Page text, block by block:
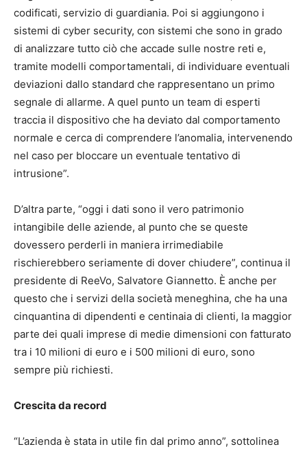
codificati, servizio di guardiania. Poi si aggiungono i
sistemi di cyber security, con sistemi che sono in grado
di analizzare tutto ciò che accade sulle nostre reti e,
tramite modelli comportamentali, di individuare eventuali
deviazioni dallo standard che rappresentano un primo
segnale di allarme. A quel punto un team di esperti
traccia il dispositivo che ha deviato dal comportamento
normale e cerca di comprendere l’anomalia, intervenendo
nel caso per bloccare un eventuale tentativo di
intrusione”.
D’altra parte, “oggi i dati sono il vero patrimonio
intangibile delle aziende, al punto che se queste
dovessero perderli in maniera irrimediabile
rischierebbero seriamente di dover chiudere”, continua il
presidente di ReeVo, Salvatore Giannetto. È anche per
questo che i servizi della società meneghina, che ha una
cinquantina di dipendenti e centinaia di clienti, la maggior
parte dei quali imprese di medie dimensioni con fatturato
tra i 10 milioni di euro e i 500 milioni di euro, sono
sempre più richiesti.
Crescita da record
“L’azienda è stata in utile fin dal primo anno”, sottolinea